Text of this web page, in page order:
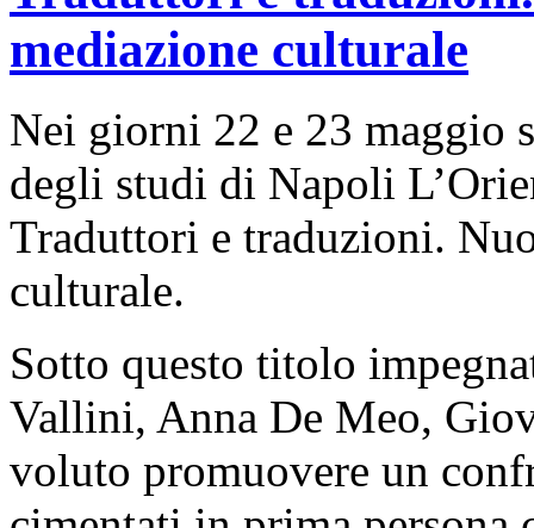
mediazione culturale
Nei giorni 22 e 23 maggio
degli studi di Napoli
Traduttori e traduzioni.
culturale.
Sotto questo titolo
Vallini, Anna De Meo,
voluto promuovere un